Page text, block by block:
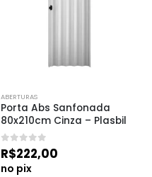
ABERTURAS
Porta Abs Sanfonada
80x210cm Cinza – Plasbil
0de 5
R$222,00
no pix